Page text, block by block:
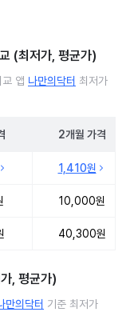
(최저가, 평균가)
앱 나만의닥터 최저가
2개월 가격
1,410원
10,000원
40,300원
, 평균가)
만의닥터 기준 최저가